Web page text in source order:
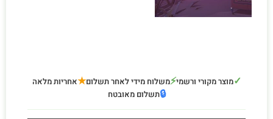
✓מוצר מקורי ורשמי⚡משלוח מידי לאחר תשלום★אחריות מלאה
🔒תשלום מאובטח